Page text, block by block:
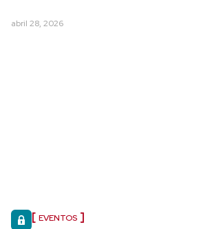
abril 28, 2026
EVENTOS